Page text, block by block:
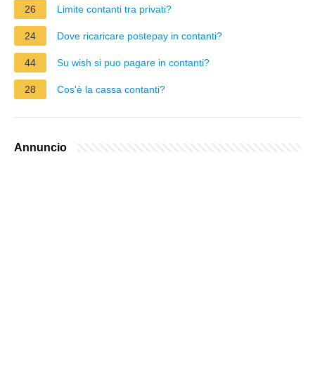
26 Limite contanti tra privati?
24 Dove ricaricare postepay in contanti?
44 Su wish si puo pagare in contanti?
28 Cos'è la cassa contanti?
Annuncio